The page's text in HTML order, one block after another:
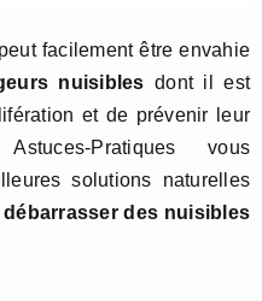
facilement être envahie
nuisibles dont il est
et de prévenir leur
Pratiques vous
solutions naturelles
débarrasser des nuisibles